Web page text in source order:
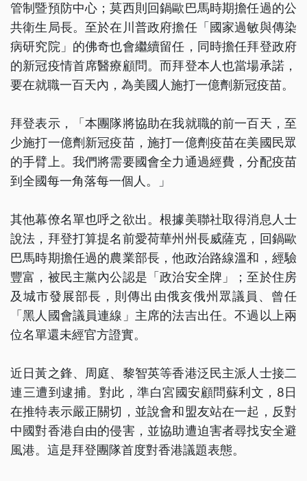
管制暨預防中心；莫西則回鍋歐巴馬時期擔任過的公
共衛生局長。至於在川普政府擔任「國家過敏與傳染
病研究院」的佛奇也會繼續留任，同時擔任拜登政府
的新冠疫情首席醫療顧問。而拜登本人也當場承諾，
要在就職一百天內，為美國人施打一億劑新冠疫苗。
拜登表示，「本團隊將協助在我就職的前一百天，至
少施打一億劑新冠疫苗，施打一億劑疫苗在美國民眾
的手臂上。我們將需要國會全力通過經費，分配疫苗
到全國每一角落每一個人。」
其他幕僚名單也呼之欲出。根據美聯社取得消息人士
說法，拜登打算提名前愛荷華州州長威薩克，回鍋歐
巴馬時期擔任過的農業部長，他政治路線溫和，經驗
豐富，被民主黨內公認是「政治安全牌」；至於住房
及城市發展部長，則傳出由俄亥俄州眾議員、曾任
「黑人國會議員連線」主席的法吉出任。不過以上兩
位名單還未經官方證實。
近日黃之鋒、周庭、黎智英等香港泛民主派人士接二
連三遭到逮捕。對此，準白宮國安顧問蘇利文，8日
在推特表示嚴正關切，並說會和盟友站在一起，反對
中國對香港自由的侵害，並協助遭迫害者尋找安全避
風港。這是拜登團隊首度對香港議題表態。